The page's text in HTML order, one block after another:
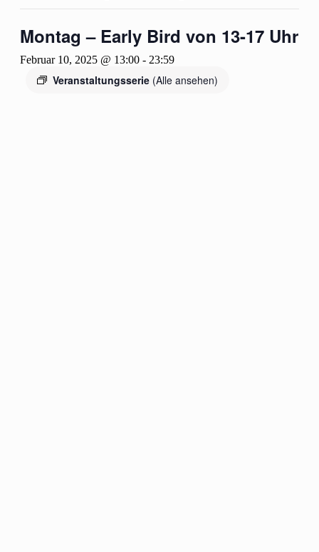
Montag – Early Bird von 13-17 Uhr
Februar 10, 2025 @ 13:00 - 23:59
Veranstaltungsserie (Alle ansehen)